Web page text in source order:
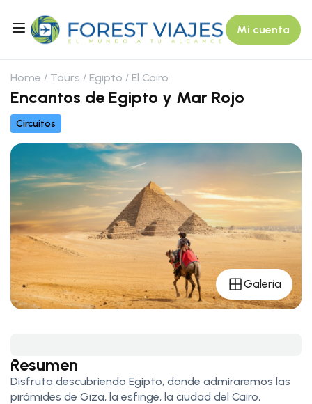
Mi cuenta
Home Tours Egipto El Cairo
Encantos de Egipto y Mar Rojo
Circuitos
Galería
Resumen
Disfruta descubriendo Egipto, donde admiraremos las
pirámides de Giza, la esfinge, la ciudad del Cairo,